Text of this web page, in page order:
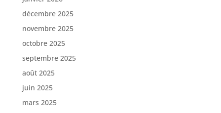
décembre 2025
novembre 2025
octobre 2025
septembre 2025
août 2025
juin 2025
mars 2025